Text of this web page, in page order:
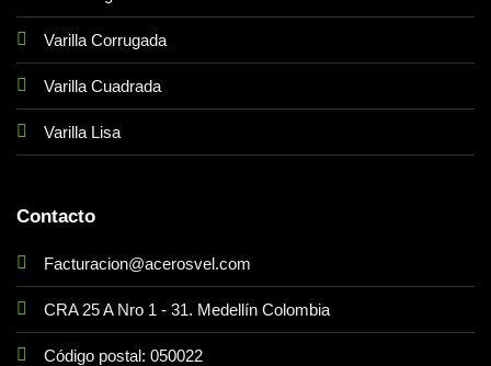
Varilla Corrugada
Varilla Cuadrada
Varilla Lisa
Contacto
Facturacion@acerosvel.com
CRA 25 A Nro 1 - 31. Medellín Colombia
Código postal: 050022